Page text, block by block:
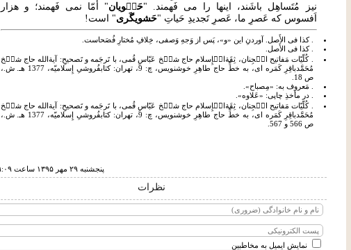
نیز مُتَساهِل باشَند، اینها را می فَهمند. "حَش۟ویان" أَمّا نمی فَهمند؛ و هزار
اَفسوس که عَصرِ ما، عَصرِ تَجدیدِ حَیاتِ "حَشویگَری" است!
. کذا فی الأَصل. آوردنِ این «و»، پَس از وَجهِ وَصفی، خِلافِ مُختارِ فُصَحاست.
. کذا فی الأَصل.
. کُلّیّات مَفاتیح ال۟جِنان، ثِقَةال۟إِسلام حاج شی۟خ عَبّاسِ قُمی، با تَرجَمه و تَصحیحِ: آیةالله حاج شی۟خ
مُحَمَّدباقِرِ کَمَره ای، به خطِّ حاج طاهِرِ خوشنویس، چ: 9، تهران: کتابفُروشیِ إِسلامیّه، 1377 هـ. ش.،
ص 18.
. مَعروف به: «مِصباح».
. در مأخذِ چاپی: «عَلاوه».
. کُلّیّات مَفاتیح ال۟جِنان، ثِقَةال۟إِسلام حاج شی۟خ عَبّاسِ قُمی، با تَرجَمه و تَصحیحِ: آیةالله حاج شی۟خ
مُحَمَّدباقِرِ کَمَره ای، به خطِّ حاج طاهِرِ خوشنویس، چ: 9، تهران: کتابفُروشیِ إِسلامیّه، 1377 هـ. ش.،
ص 566 و 567.
پنجشنبه ۲۹ مهر ۱۳۹۵ ساعت ۹:۰۹
نظرات
نمایش ایمیل به مخاطبین